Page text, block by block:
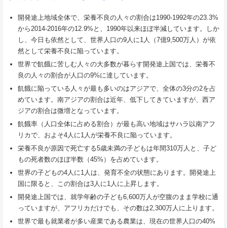
開発途上地域全体で、栄養不良の人々の割合は1990-1992年の23.3%
から2014-2016年の12.9%と、1990年以来ほぼ半減しています。しか
し、今日も依然として、世界人口の9人に1人（7億9,500万人）が依
然として栄養不良に陥っています。
世界で飢餓に苦しむ人々の大多数が暮らす開発途上国では、栄養不
良の人々の割合が人口の9%に達しています。
飢餓に陥っている人々が最も多いのはアジアで、全体の3分の2を占
めています。南アジアの割合は近年、低下してきていますが、西ア
ジアの割合は微増となっています。
飢餓率（人口全体に占める割合）が最も高い地域はサハラ以南アフ
リカで、およそ4人に1人が栄養不良に陥っています。
栄養不良が原因で死亡する5歳未満の子どもは年間310万人と、子ど
もの死者数のほぼ半数（45%）を占めています。
世界の子どもの4人に1人は、発育不全の状態にあります。開発途上
国に限ると、この割合は3人に1人に上昇します。
開発途上国では、就学年齢の子ども6,600万人が空腹のまま学校に通
っていますが、アフリカだけでも、その数は2,300万人に上ります。
世界で最も就業者が多い産業である農業は、現在の世界人口の40%